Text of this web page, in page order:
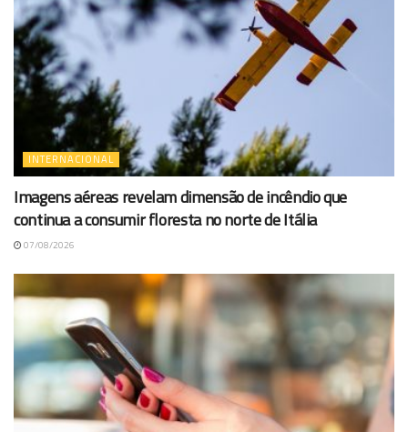
INTERNACIONAL
Imagens aéreas revelam dimensão de incêndio que
continua a consumir floresta no norte de Itália
07/08/2026